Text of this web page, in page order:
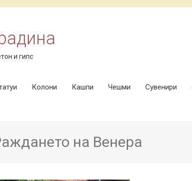
и гипс
Колони Кашпи Чешми Сувенири
на Венера